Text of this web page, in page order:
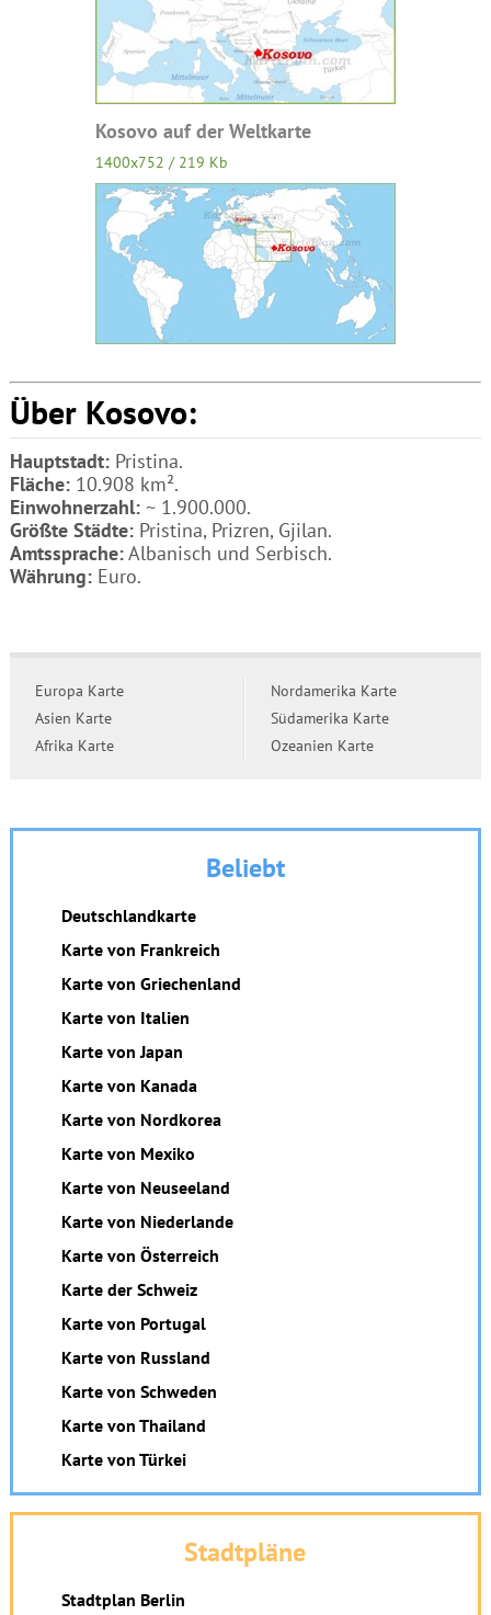
Kosovo auf der Weltkarte
1400x752 / 219 Kb
Über Kosovo:
Hauptstadt:Pristina.
Fläche:10.908 km².
Einwohnerzahl:~ 1.900.000.
Größte Städte:Pristina, Prizren, Gjilan.
Amtssprache:Albanisch und Serbisch.
Währung:Euro.
Europa Karte
Asien Karte
Afrika Karte
Nordamerika Karte
Südamerika Karte
Ozeanien Karte
Beliebt
Deutschlandkarte
Karte von Frankreich
Karte von Griechenland
Karte von Italien
Karte von Japan
Karte von Kanada
Karte von Nordkorea
Karte von Mexiko
Karte von Neuseeland
Karte von Niederlande
Karte von Österreich
Karte der Schweiz
Karte von Portugal
Karte von Russland
Karte von Schweden
Karte von Thailand
Karte von Türkei
Stadtpläne
Stadtplan Berlin